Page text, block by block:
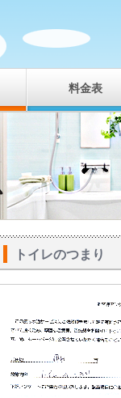
料金表
トイレのつまり